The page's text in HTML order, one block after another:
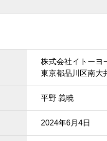
株式会社イトーヨ
東京都品川区南大
平野 義暁
2024年6月4日